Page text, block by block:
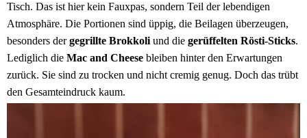
Tisch. Das ist hier kein Fauxpas, sondern Teil der lebendigen
Atmosphäre. Die Portionen sind üppig, die Beilagen überzeugen,
besonders dergegrillte Brokkoli und die gerüffelten Rösti-Sticks.
Lediglich die Mac and Cheese bleiben hinter den Erwartungen
zurück. Sie sind zu trocken und nicht cremig genug. Doch das trübt
den Gesamteindruck kaum.